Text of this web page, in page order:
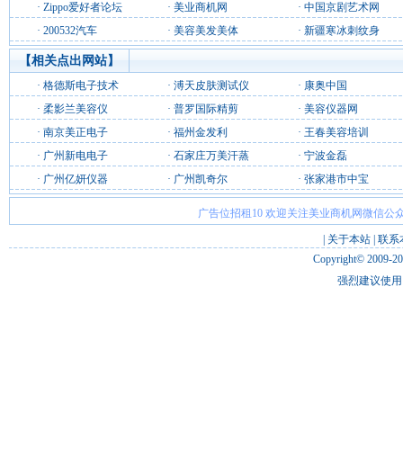
· Zippo爱好者论坛 · 美业商机网 · 中国京剧艺术网
· 200532汽车 · 美容美发美体 · 新疆寒冰刺纹身
【相关点出网站】
· 格德斯电子技术 · 溥天皮肤测试仪 · 康奥中国
· 柔影兰美容仪 · 普罗国际精剪 · 美容仪器网
· 南京美正电子 · 福州金发利 · 王春美容培训
· 广州新电电子 · 石家庄万美汗蒸 · 宁波金磊
· 广州亿妍仪器 · 广州凯奇尔 · 张家港市中宝
广告位招租10 欢迎关注美业商机网微信公
关于本站 联系
Copyright© 2009-
强烈建议使